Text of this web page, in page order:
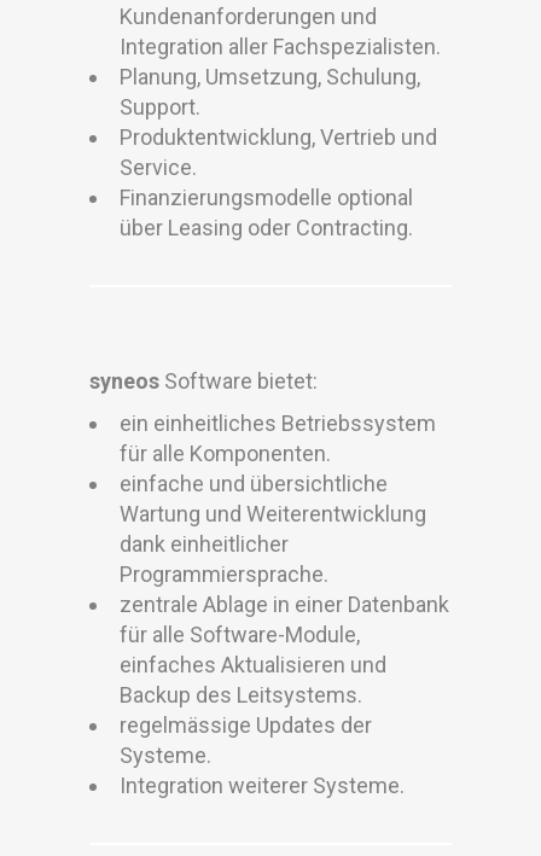
Kundenanforderungen und
Integration aller Fachspezialisten.
Planung, Umsetzung, Schulung,
Support.
Produktentwicklung, Vertrieb und
Service.
Finanzierungsmodelle optional
über Leasing oder Contracting.
syneos Software bietet:
ein einheitliches Betriebssystem
für alle Komponenten.
einfache und übersichtliche
Wartung und Weiterentwicklung
dank einheitlicher
Programmiersprache.
zentrale Ablage in einer Datenbank
für alle Software-Module,
einfaches Aktualisieren und
Backup des Leitsystems.
regelmässige Updates der
Systeme.
Integration weiterer Systeme.